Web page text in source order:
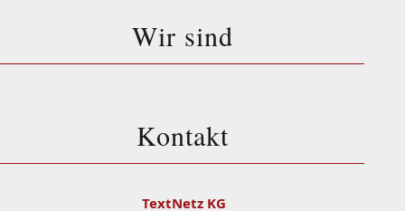
Wir sind
Kontakt
TextNetz KG